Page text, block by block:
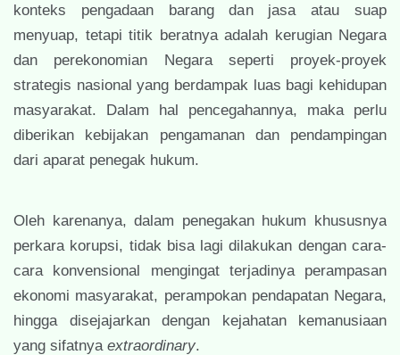
konteks pengadaan barang dan jasa atau suap
menyuap, tetapi titik beratnya adalah kerugian Negara
dan perekonomian Negara seperti proyek-proyek
strategis nasional yang berdampak luas bagi kehidupan
masyarakat. Dalam hal pencegahannya, maka perlu
diberikan kebijakan pengamanan dan pendampingan
dari aparat penegak hukum.
Oleh karenanya, dalam penegakan hukum khususnya
perkara korupsi, tidak bisa lagi dilakukan dengan cara-
cara konvensional mengingat terjadinya perampasan
ekonomi masyarakat, perampokan pendapatan Negara,
hingga disejajarkan dengan kejahatan kemanusiaan
yang sifatnya extraordinary.